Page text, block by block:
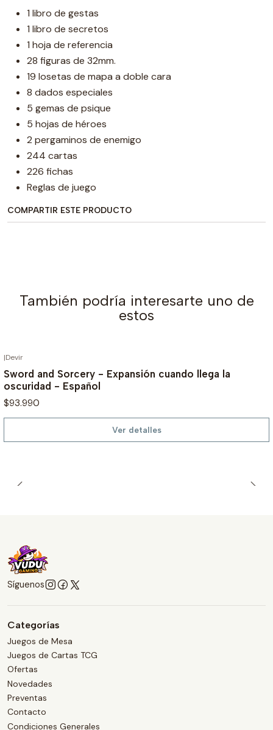
1 libro de gestas
1 libro de secretos
1 hoja de referencia
28 figuras de 32mm.
19 losetas de mapa a doble cara
8 dados especiales
5 gemas de psique
5 hojas de héroes
2 pergaminos de enemigo
244 cartas
226 fichas
Reglas de juego
COMPARTIR ESTE PRODUCTO
También podría interesarte uno de
estos
|Devir
Sword and Sorcery - Expansión cuando llega la
oscuridad - Español
$93.990
Ver detalles
Síguenos
Categorías
Juegos de Mesa
Juegos de Cartas TCG
Ofertas
Novedades
Preventas
Contacto
Condiciones Generales